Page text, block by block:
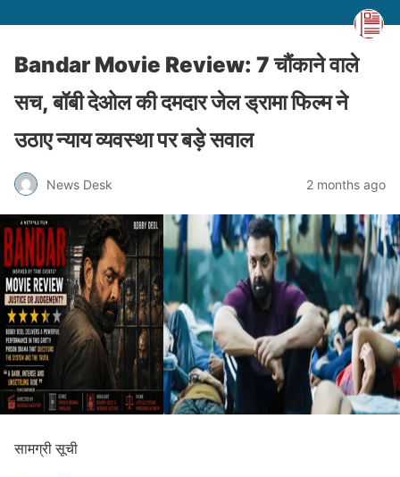
Bandar Movie Review: 7 चौंकाने वाले
सच, बॉबी देओल की दमदार जेल ड्रामा फिल्म ने
उठाए न्याय व्यवस्था पर बड़े सवाल
News Desk 2 months ago
सामग्री सूची